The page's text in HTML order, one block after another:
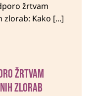
žrtvam
Kako [...]
žrtvam
zlorab